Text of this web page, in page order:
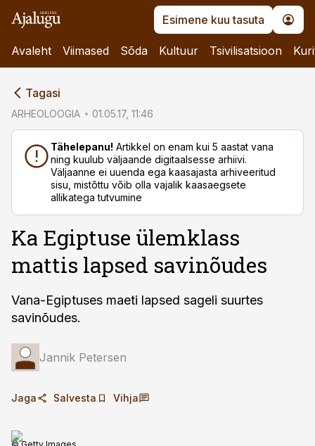
Esimene kuu tasuta
Avaleht Viimased Sõda Kultuur Tsivilisatsioon
Tagasi
ARHEOLOOGIA 01.05.17, 11:46
Tähelepanu! Artikkel on enam kui 5 aastat vana
ning kuulub väljaande digitaalsesse arhiivi.
Väljaanne ei uuenda ega kaasajasta arhiveeritud
sisu, mistõttu võib olla vajalik kaasaegsete
allikatega tutvumine
Ka Egiptuse ülemklass
mattis lapsed savinõudes
Vana-Egiptuses maeti lapsed sageli suurtes
savinõudes.
Jannik Petersen
Jaga Salvesta Vihja